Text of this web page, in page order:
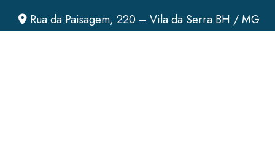
Rua da Paisagem, 220 – Vila da Serra BH / MG